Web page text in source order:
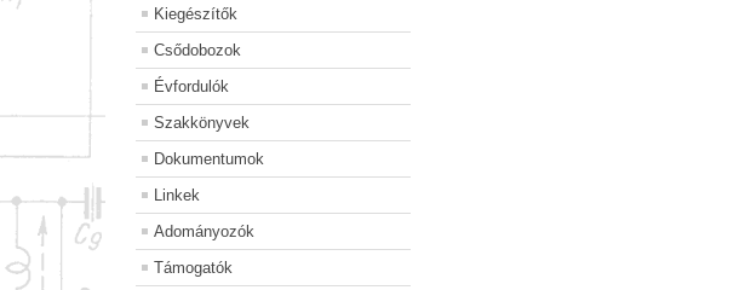
Kiegészítők
Csődobozok
Évfordulók
Szakkönyvek
Dokumentumok
Linkek
Adományozók
Támogatók